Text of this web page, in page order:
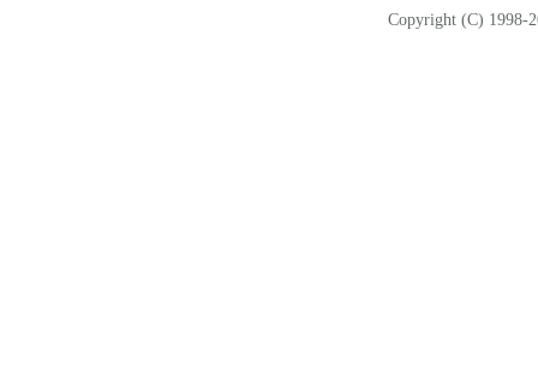
Copyright (C) 1998-